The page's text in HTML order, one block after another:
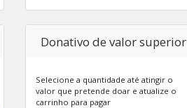
Donativo de valor superior
Selecione a quantidade até atingir o
valor que pretende doar e atualize o
carrinho para pagar